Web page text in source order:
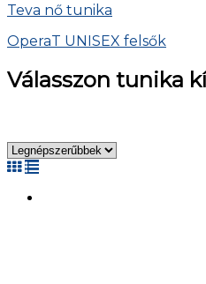
Teva nő tunika
OperaT UNISEX felsők
Válasszon tunika